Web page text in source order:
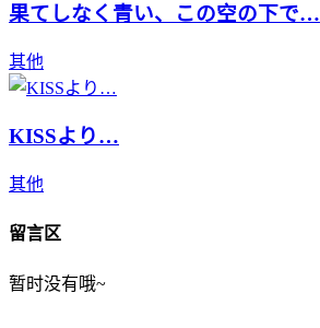
果てしなく青い、この空の下で…
其他
KISSより…
其他
留言区
暂时没有哦~